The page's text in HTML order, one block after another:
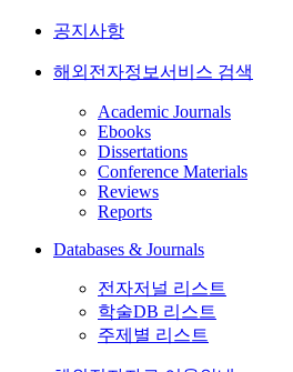
공지사항
해외전자정보서비스 검색
Academic Journals
Ebooks
Dissertations
Conference Materials
Reviews
Reports
Databases & Journals
전자저널 리스트
학술DB 리스트
주제별 리스트